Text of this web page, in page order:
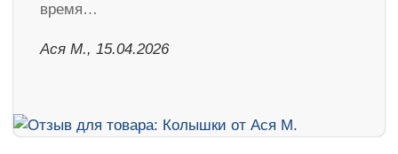
время…
Ася М., 15.04.2026